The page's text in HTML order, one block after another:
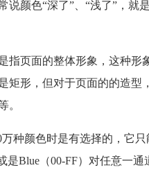
说颜色“深了”、“浅了”，
指页面的整体形象，这种
矩形，但对于页面的的造型
。
种颜色时是有选择的，它
是Blue（00-FF）对任意一